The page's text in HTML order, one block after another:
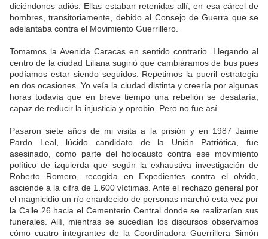
diciéndonos adiós. Ellas estaban retenidas allí, en esa cárcel de
hombres, transitoriamente, debido al Consejo de Guerra que se
adelantaba contra el Movimiento Guerrillero.
Tomamos la Avenida Caracas en sentido contrario. Llegando al
centro de la ciudad Liliana sugirió que cambiáramos de bus pues
podíamos estar siendo seguidos. Repetimos la pueril estrategia
en dos ocasiones. Yo veía la ciudad distinta y creería por algunas
horas todavía que en breve tiempo una rebelión se desataría,
capaz de reducir la injusticia y oprobio. Pero no fue así.
Pasaron siete años de mi visita a la prisión y en 1987 Jaime
Pardo Leal, lúcido candidato de la Unión Patriótica, fue
asesinado, como parte del holocausto contra ese movimiento
político de izquierda que según la exhaustiva investigación de
Roberto Romero, recogida en Expedientes contra el olvido,
asciende a la cifra de 1.600 víctimas. Ante el rechazo general por
el magnicidio un río enardecido de personas marchó esta vez por
la Calle 26 hacia el Cementerio Central donde se realizarían sus
funerales. Allí, mientras se sucedían los discursos observamos
cómo cuatro integrantes de la Coordinadora Guerrillera Simón